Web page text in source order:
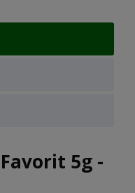
płatności
5g -